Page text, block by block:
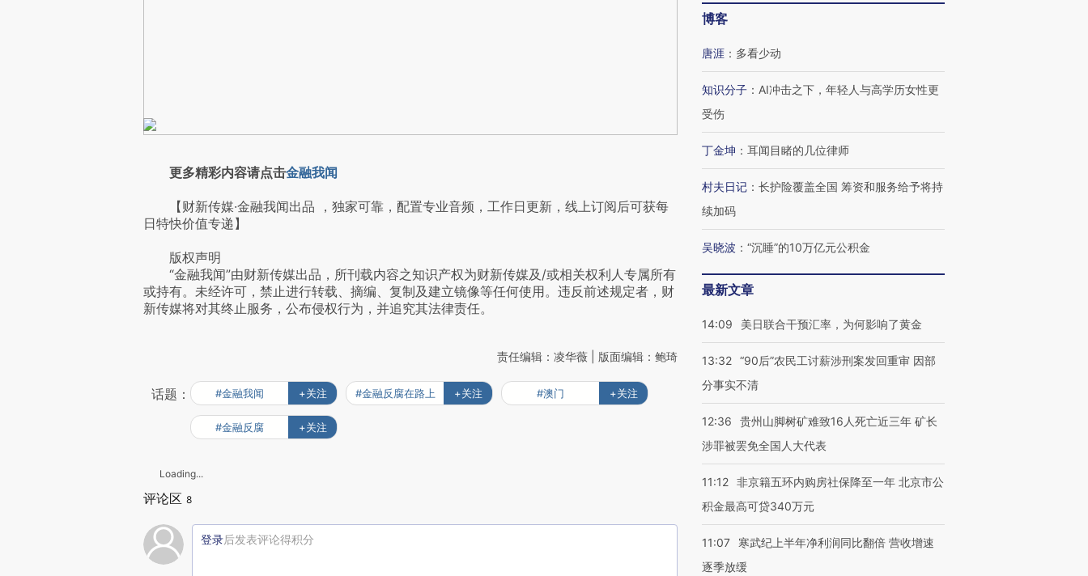
更多精彩内容请点击金融我闻
【财新传媒·金融我闻出品 ，独家可靠，配置专业音频，工作日更新，线上订阅后可获每
日特快价值专递】
版权声明
“金融我闻”由财新传媒出品，所刊载内容之知识产权为财新传媒及/或相关权利人专属所有
或持有。未经许可，禁止进行转载、摘编、复制及建立镜像等任何使用。违反前述规定者，财
新传媒将对其终止服务，公布侵权行为，并追究其法律责任。
责任编辑：凌华薇 | 版面编辑：鲍琦
话题： #金融我闻 +关注 #金融反腐在路上 +关注 #澳门 +关注
#金融反腐 +关注
Loading...
评论区 8
登录后发表评论得积分
博客
唐涯 ： 多看少动
知识分子 ： AI冲击之下，年轻人与高学历女性更
受伤
丁金坤 ： 耳闻目睹的几位律师
村夫日记 ： 长护险覆盖全国 筹资和服务给予将持
续加码
吴晓波 ： “沉睡”的10万亿元公积金
最新文章
14:09 美日联合干预汇率，为何影响了黄金
13:32 “90后”农民工讨薪涉刑案发回重审 因部
分事实不清
12:36
贵州山脚树矿难致16人死亡近三年 矿长
涉罪被罢免全国人大代表
11:12 非京籍五环内购房社保降至一年 北京市公
积金最高可贷340万元
11:07
寒武纪上半年净利润同比翻倍 营收增速
逐季放缓